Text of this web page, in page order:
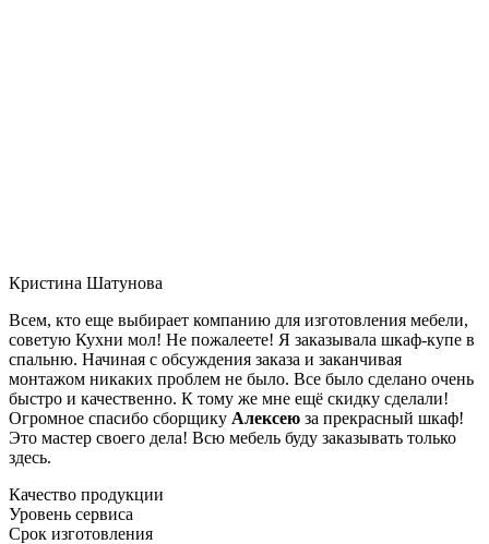
Кристина Шатунова
Всем, кто еще выбирает компанию для изготовления мебели,
советую Кухни мол! Не пожалеете! Я заказывала шкаф-купе в
спальню. Начиная с обсуждения заказа и заканчивая
монтажом никаких проблем не было. Все было сделано очень
быстро и качественно. К тому же мне ещё скидку сделали!
Огромное спасибо сборщику Алексею за прекрасный шкаф!
Это мастер своего дела! Всю мебель буду заказывать только
здесь.
Качество продукции
Уровень сервиса
Срок изготовления